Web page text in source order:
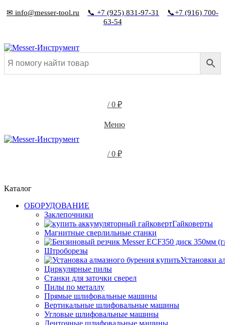
✉ info@messer-tool.ru 📞 +7 (925) 831-97-31
📞+7 (916) 700-
63-54
/ 0 ₽
Меню
/ 0 ₽
Каталог
ОБОРУДОВАНИЕ
Заклепочники
Гайковерты
Магнитные сверлильные станки
Штроборезы
Установки
Циркулярные пилы
Станки для заточки сверел
Пилы по металлу
Прямые шлифовальные машины
Вертикальные шлифовальные машины
Угловые шлифовальные машины
Ленточные шлифовальные машины